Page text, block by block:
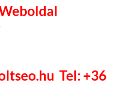
Tel: +36